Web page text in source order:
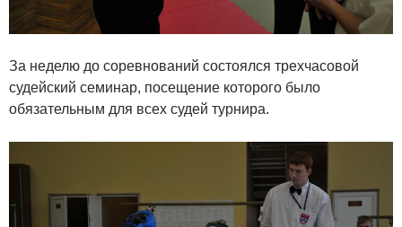
За неделю до соревнований состоялся трехчасовой
судейский семинар, посещение которого было
обязательным для всех судей турнира.